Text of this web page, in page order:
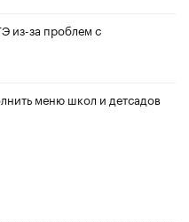
из-за проблем с
меню школ и детсадов